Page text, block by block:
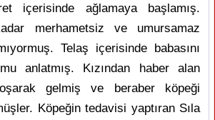
içerisinde ağlamaya başlamış.
merhametsiz ve umursamaz
Telaş içerisinde babasını
anlatmış. Kızından haber alan
gelmiş ve beraber köpeği
Köpeğin tedavisi yaptıran Sıla